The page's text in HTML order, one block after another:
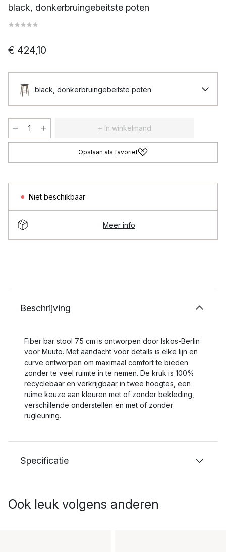
black, donkerbruingebeitste poten
€ 424,10
black, donkerbruingebeitste poten
+ In winkelmand
Opslaan als favoriet
Niet beschikbaar
Meer info
Beschrijving
Fiber bar stool 75 cm is ontworpen door Iskos-Berlin
voor Muuto. Met aandacht voor details is elke lijn en
curve ontworpen om maximaal comfort te bieden
zonder te veel ruimte in te nemen. De kruk is 100%
recyclebaar en verkrijgbaar in twee hoogtes, een
ruime keuze aan kleuren met of zonder bekleding,
verschillende onderstellen en met of zonder
rugleuning.
Specificatie
Ook leuk volgens anderen